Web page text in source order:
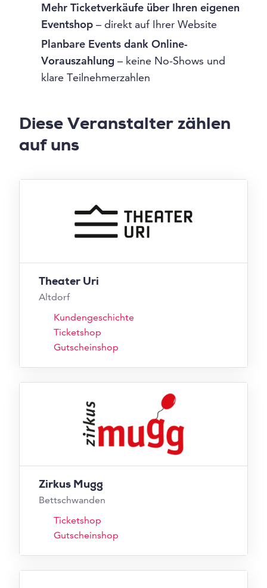
Mehr Ticketverkäufe über Ihren eigenen
Eventshop – direkt auf Ihrer Website
Planbare Events dank Online-
Vorauszahlung – keine No-Shows und
klare Teilnehmerzahlen
Diese Veranstalter zählen
auf uns
Theater Uri
Altdorf
Kundengeschichte
Ticketshop
Gutscheinshop
Zirkus Mugg
Bettschwanden
Ticketshop
Gutscheinshop